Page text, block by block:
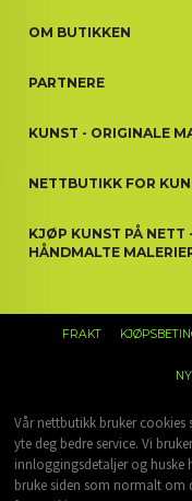
OM BUTIKKEN
PARTNERE
KUNST - ORIGINALE
NETTBUTIKK FOR
KJØP KUNST PÅ NETT
HÅNDMALTE
FRAKT
Vår nettbutikk bruker cookies
yte deg bedre service. Vi
innloggingsdetaljer og huske
bruke siden som normalt om